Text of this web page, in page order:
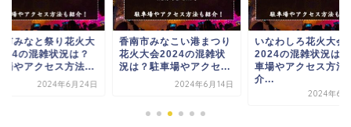
市みなと祭り花火大
の混雑状況は？
場やアクセス方法...
2024年6月24日
香南市みなこい港まつり
花火大会2024の混雑状
況は？駐車場やアクセ...
2024年6月14日
いなわしろ花火大会
2024の混雑状況は
車場やアクセス方法
介...
2024年6